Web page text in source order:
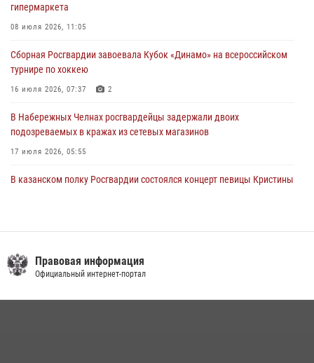
В Казани Росгвардия приняла участие в обеспечении безопасности
крестного хода и освящения храма
гипермаркета
08 июля 2026, 11:05
Сборная Росгвардии завоевала Кубок «Динамо» на всероссийском
турнире по хоккею
16 июля 2026, 07:37 2
В Набережных Челнах росгвардейцы задержали двоих
подозреваемых в кражах из сетевых магазинов
17 июля 2026, 05:55
В казанском полку Росгвардии состоялся концерт певицы Кристины
секретами своего семейного счастья
08 июля 2026, 07:48 4
Правовая информация
Официальный интернет-портал